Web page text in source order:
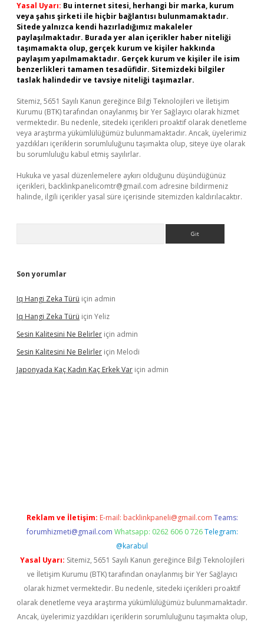
Yasal Uyarı: Bu internet sitesi, herhangi bir marka, kurum
veya şahıs şirketi ile hiçbir bağlantısı bulunmamaktadır.
Sitede yalnızca kendi hazırladığımız makaleler
paylaşılmaktadır. Burada yer alan içerikler haber niteliği
taşımamakta olup, gerçek kurum ve kişiler hakkında
paylaşım yapılmamaktadır. Gerçek kurum ve kişiler ile isim
benzerlikleri tamamen tesadüfidir. Sitemizdeki bilgiler
taslak halindedir ve tavsiye niteliği taşımazlar.
Sitemiz, 5651 Sayılı Kanun gereğince Bilgi Teknolojileri ve İletişim
Kurumu (BTK) tarafından onaylanmış bir Yer Sağlayıcı olarak hizmet
vermektedir. Bu nedenle, sitedeki içerikleri proaktif olarak denetleme
veya araştırma yükümlülüğümüz bulunmamaktadır. Ancak, üyelerimiz
yazdıkları içeriklerin sorumluluğunu taşımakta olup, siteye üye olarak
bu sorumluluğu kabul etmiş sayılırlar.
Hukuka ve yasal düzenlemelere aykırı olduğunu düşündüğünüz
içerikleri, backlinkpanelicomtr@gmail.com adresine bildirmeniz
halinde, ilgili içerikler yasal süre içerisinde sitemizden kaldırılacaktır.
Son yorumlar
Iq Hangi Zeka Türü için admin
Iq Hangi Zeka Türü için Yeliz
Sesin Kalitesini Ne Belirler için admin
Sesin Kalitesini Ne Belirler için Melodi
Japonyada Kaç Kadın Kaç Erkek Var için admin
Reklam ve İletişim: E-mail: backlinkpaneli@gmail.com Teams:
forumhizmeti@gmail.com Whatsapp: 0262 606 0 726 Telegram:
@karabul
Yasal Uyarı: Sitemiz, 5651 Sayılı Kanun gereğince Bilgi Teknolojileri
ve İletişim Kurumu (BTK) tarafından onaylanmış bir Yer Sağlayıcı
olarak hizmet vermektedir. Bu nedenle, sitedeki içerikleri proaktif
olarak denetleme veya araştırma yükümlülüğümüz bulunmamaktadır.
Ancak, üyelerimiz yazdıkları içeriklerin sorumluluğunu taşımakta olup,